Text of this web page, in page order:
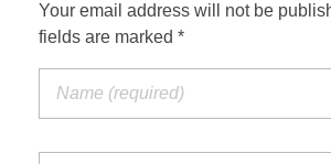
Your email address will not be
fields are marked *